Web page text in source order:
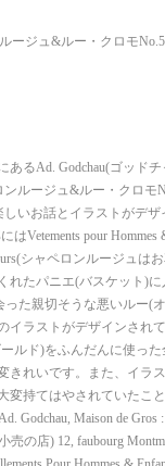
ージュ&ルー・クロモNo.5
るAd. Godchau(ゴッド
ルージュ&ルー・クロモ
いお話とイラストがデ
はVetements pour
シャペロンルージュ
れたパニエ(バスケット)
た親切そうな悪いルー(
ラストがデザインされ
ルド)をふんだんに使っ
きれいです。また、イラ
変持てはやされていたこ
Godchau, Maison de
売の店) 12, faubourg